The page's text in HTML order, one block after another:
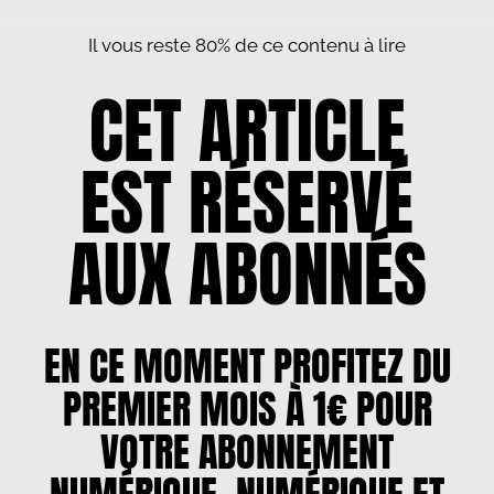
Il vous reste 80% de ce contenu à lire
CET ARTICLE
EST RÉSERVÉ
AUX ABONNÉS
EN CE MOMENT PROFITEZ DU
PREMIER MOIS À 1€ POUR
VOTRE ABONNEMENT